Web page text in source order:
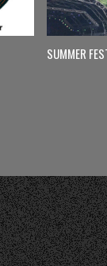
SUMMER